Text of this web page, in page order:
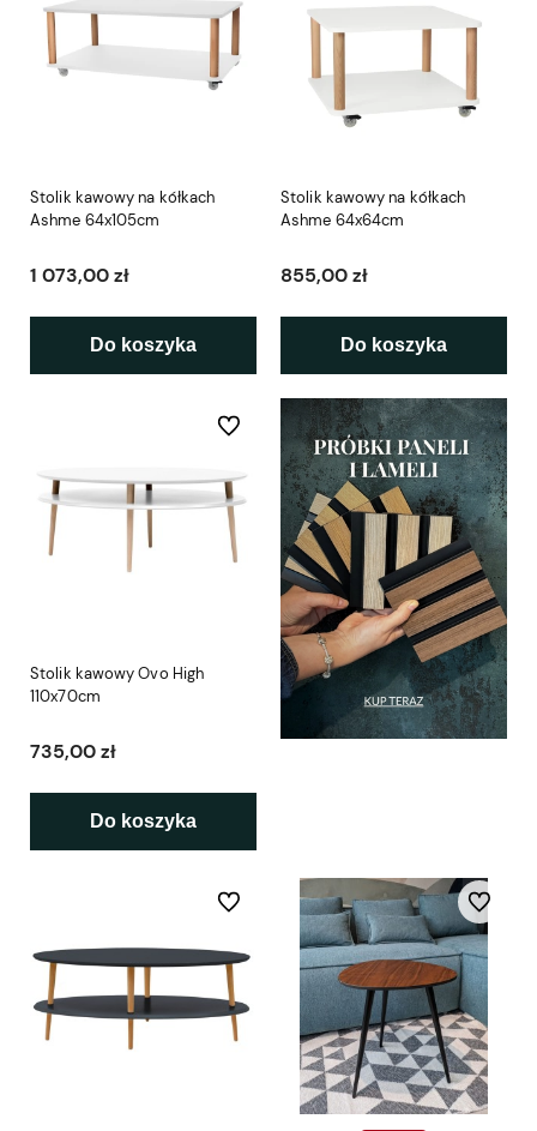
Stolik kawowy na kółkach
Ashme 64x105cm
1 073,00 zł
Do koszyka
Stolik kawowy na kółkach
Ashme 64x64cm
855,00 zł
Do koszyka
Stolik kawowy Ovo High
110x70cm
735,00 zł
Do koszyka
Do ulubionych
Do ulubionych Do